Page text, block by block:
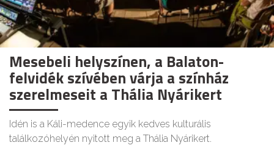
Mesebeli helyszínen, a Balaton-
felvidék szívében várja a színház
szerelmeseit a Thália Nyárikert
Idén is a Káli-medence egyik kedves kulturális
találkozóhelyén nyitott meg a Thália Nyárikert.